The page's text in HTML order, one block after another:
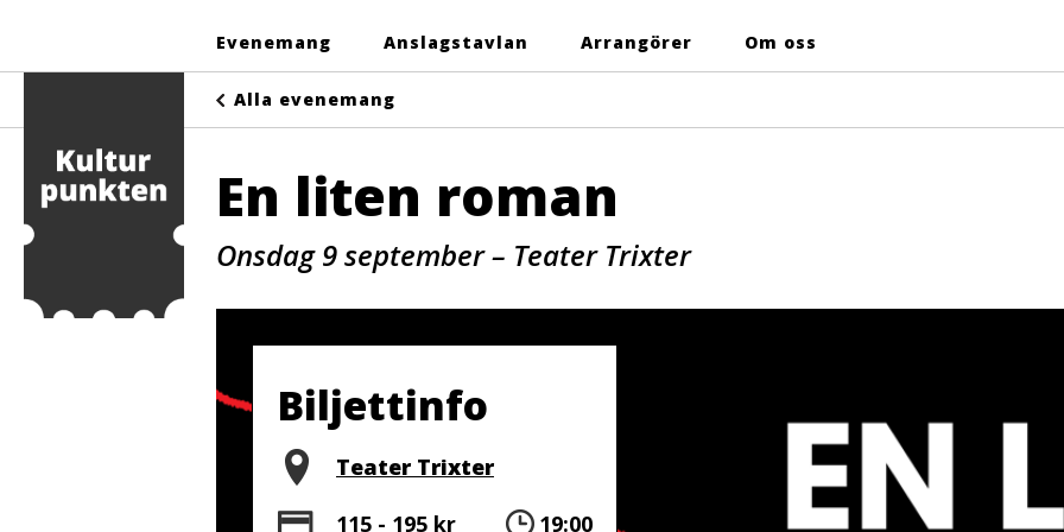
Evenemang Anslagstavlan Arrangörer Om oss
Alla evenemang
En liten roman
Onsdag 9 september – Teater Trixter
Biljettinfo
Plats
Teater Trixter
Pris
115 - 195 kr Tid
19:00